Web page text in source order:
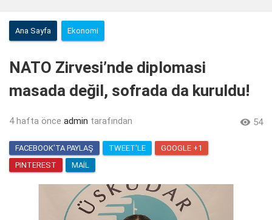
Ana Sayfa Ekonomi
NATO Zirvesi’nde diplomasi
masada değil, sofrada da kuruldu!
4 hafta önce admin tarafından  54
FACEBOOK'TA PAYLAŞ TWEET'LE
GOOGLE +1
PINTEREST
MAIL